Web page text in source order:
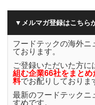
▼メルマガ登録はこちら
フードテックの海外ニ
ております。
ご登録いただいた方に
組む企業66社をまと
料でお配りしておりま
最新のフードテックニ
すめです。